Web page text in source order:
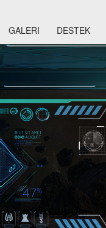
GALERI DESTEK